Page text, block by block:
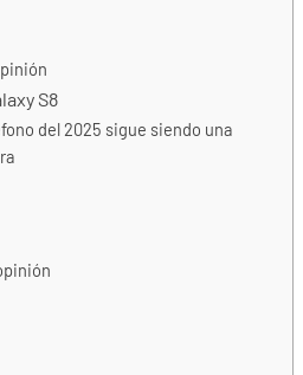
S8
del 2025 sigue siendo una